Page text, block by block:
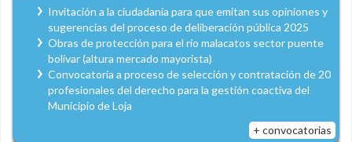
Invitación a la ciudadanía para que emitan sus opiniones y
sugerencias del proceso de deliberación pública 2025
Obras de protección para el río malacatos sector puente
bolívar (altura mercado mayorista)
Convocatoria a proceso de selección y contratación de 20
profesionales del derecho para la gestión coactiva del
Municipio de Loja
+ convocatorias